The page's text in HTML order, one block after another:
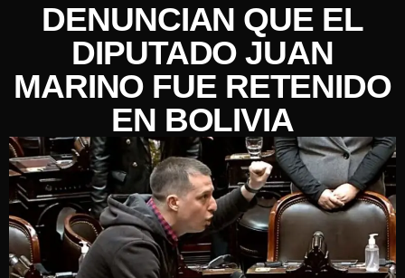
DENUNCIAN QUE EL
DIPUTADO JUAN
MARINO FUE RETENIDO
EN BOLIVIA